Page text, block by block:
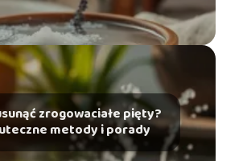
zrogowaciałe pięty?
metody i porady